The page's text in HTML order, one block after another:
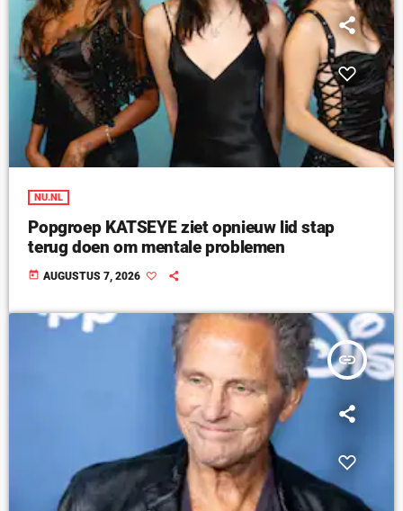
NU.NL
Popgroep KATSEYE ziet opnieuw lid stap
terug doen om mentale problemen
today AUGUSTUS 7, 2026
insert_link